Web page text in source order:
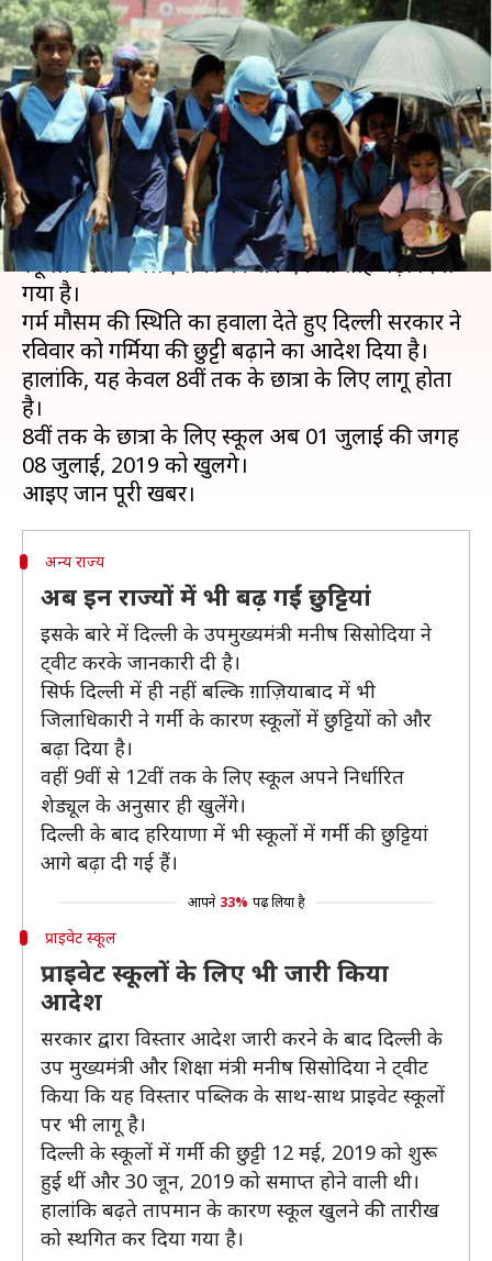
दिल्ली के साथ-साथ इन राज्यों में भी
बढ़ी गर्मियों की छुट्टियां, जानें अब कब
खुलेंगे स्कूल
लेखन मोना दीक्षित Jul 01, 2019 11:44 am
क्या है खबर?
राष्ट्रीय राजधानी दिल्ली में गर्मी की स्थिति को देखते हुए
स्कूली छात्रों के लिए समर वेकेशन एक सप्ताह बढ़ा दिया
गया है।
गर्म मौसम की स्थिति का हवाला देते हुए दिल्ली सरकार ने
रविवार को गर्मियों की छुट्टी बढ़ाने का आदेश दिया है।
हालांकि, यह केवल 8वीं तक के छात्रों के लिए लागू होता
है।
8वीं तक के छात्रों के लिए स्कूल अब 01 जुलाई की जगह
08 जुलाई, 2019 को खुलेंगे।
अन्य राज्य
अब इन राज्यों में भी बढ़ गईं छुट्टियां
इसके बारे में दिल्ली के उपमुख्यमंत्री मनीष सिसोदिया ने
ट्वीट करके जानकारी दी है।
सिर्फ दिल्ली में ही नहीं बल्कि ग़ाज़ियाबाद में भी
जिलाधिकारी ने गर्मी के कारण स्कूलों में छुट्टियों को और
बढ़ा दिया है।
वहीं 9वीं से 12वीं तक के लिए स्‍कूल अपने निर्धारित
शेड्यूल के अनुसार ही खुलेंगे।
दिल्‍ली के बाद हरियाणा में भी स्‍कूलों में गर्मी की छुट्टियां
आगे बढ़ा दी गई हैं।
आपने 33% पढ़ लिया है
प्राइवेट स्कूल
प्राइवेट स्कूलों के लिए भी जारी किया
आदेश
सरकार द्वारा विस्तार आदेश जारी करने के बाद दिल्ली के
उप मुख्यमंत्री और शिक्षा मंत्री मनीष सिसोदिया ने ट्वीट
किया कि यह विस्तार पब्लिक के साथ-साथ प्राइवेट स्कूलों
पर भी लागू है।
दिल्ली के स्कूलों में गर्मी की छुट्टी 12 मई, 2019 को शुरू
हुई थीं और 30 जून, 2019 को समाप्त होने वाली थी।
हालांकि बढ़ते तापमान के कारण स्कूल खुलने की तारीख
को स्थगित कर दिया गया है।